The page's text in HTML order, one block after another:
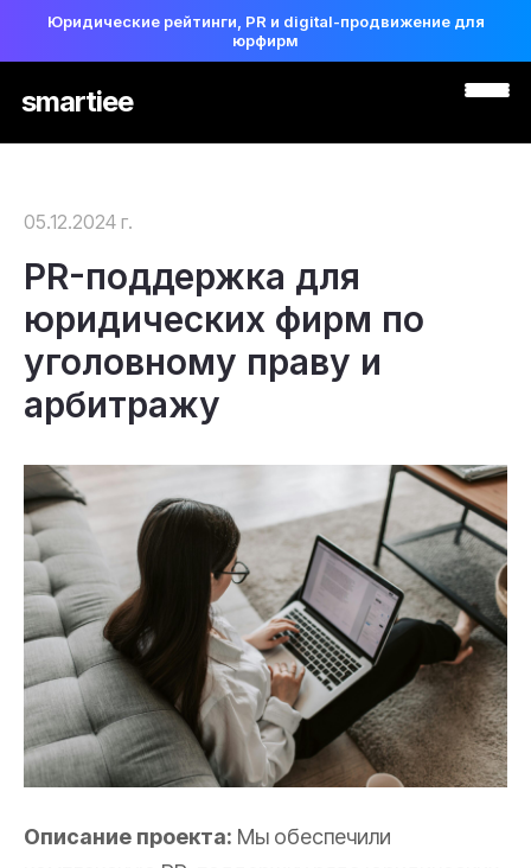
Юридические рейтинги, PR и digital-продвижение для
юрфирм
smartiee
05.12.2024 г.
PR-поддержка для
юридических фирм по
уголовному праву и
арбитражу
Описание проекта: Мы обеспечили